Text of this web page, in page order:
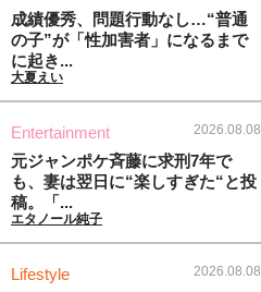
成績優秀、問題行動なし…“普通
の子”が「性加害者」になるまで
に起き...
大夏えい
Entertainment 2026.08.08
元ジャンポケ斉藤に求刑7年で
も、妻は翌日に“楽しすぎた“と投
稿。「...
エタノール純子
Lifestyle 2026.08.08